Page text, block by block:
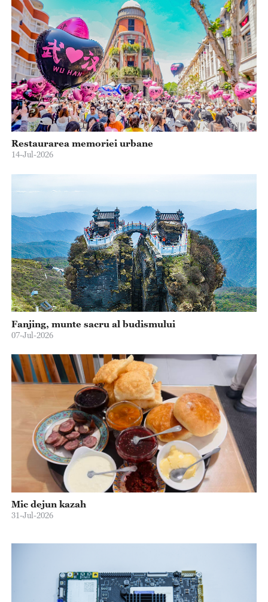
Restaurarea memoriei urbane
14-Jul-2026
Fanjing, munte sacru al budismului
07-Jul-2026
Mic dejun kazah
31-Jul-2026